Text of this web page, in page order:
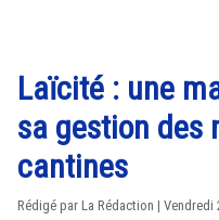
Laïcité : une
sa gestion des
cantines
Rédigé par La Rédaction | Vendredi